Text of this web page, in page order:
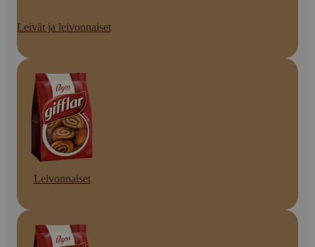
Leivät ja leivonnaiset
Leivonnaiset